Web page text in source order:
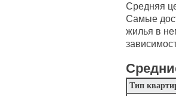
Средняя
Самые
жилья в
Тип